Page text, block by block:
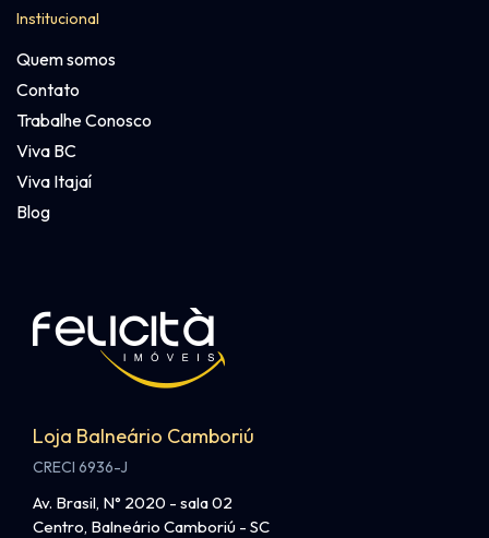
Institucional
Quem somos
Contato
Trabalhe Conosco
Viva BC
Viva Itajaí
Blog
Loja Balneário Camboriú
CRECI 6936-J
Av. Brasil, N° 2020 - sala 02
Centro, Balneário Camboriú - SC